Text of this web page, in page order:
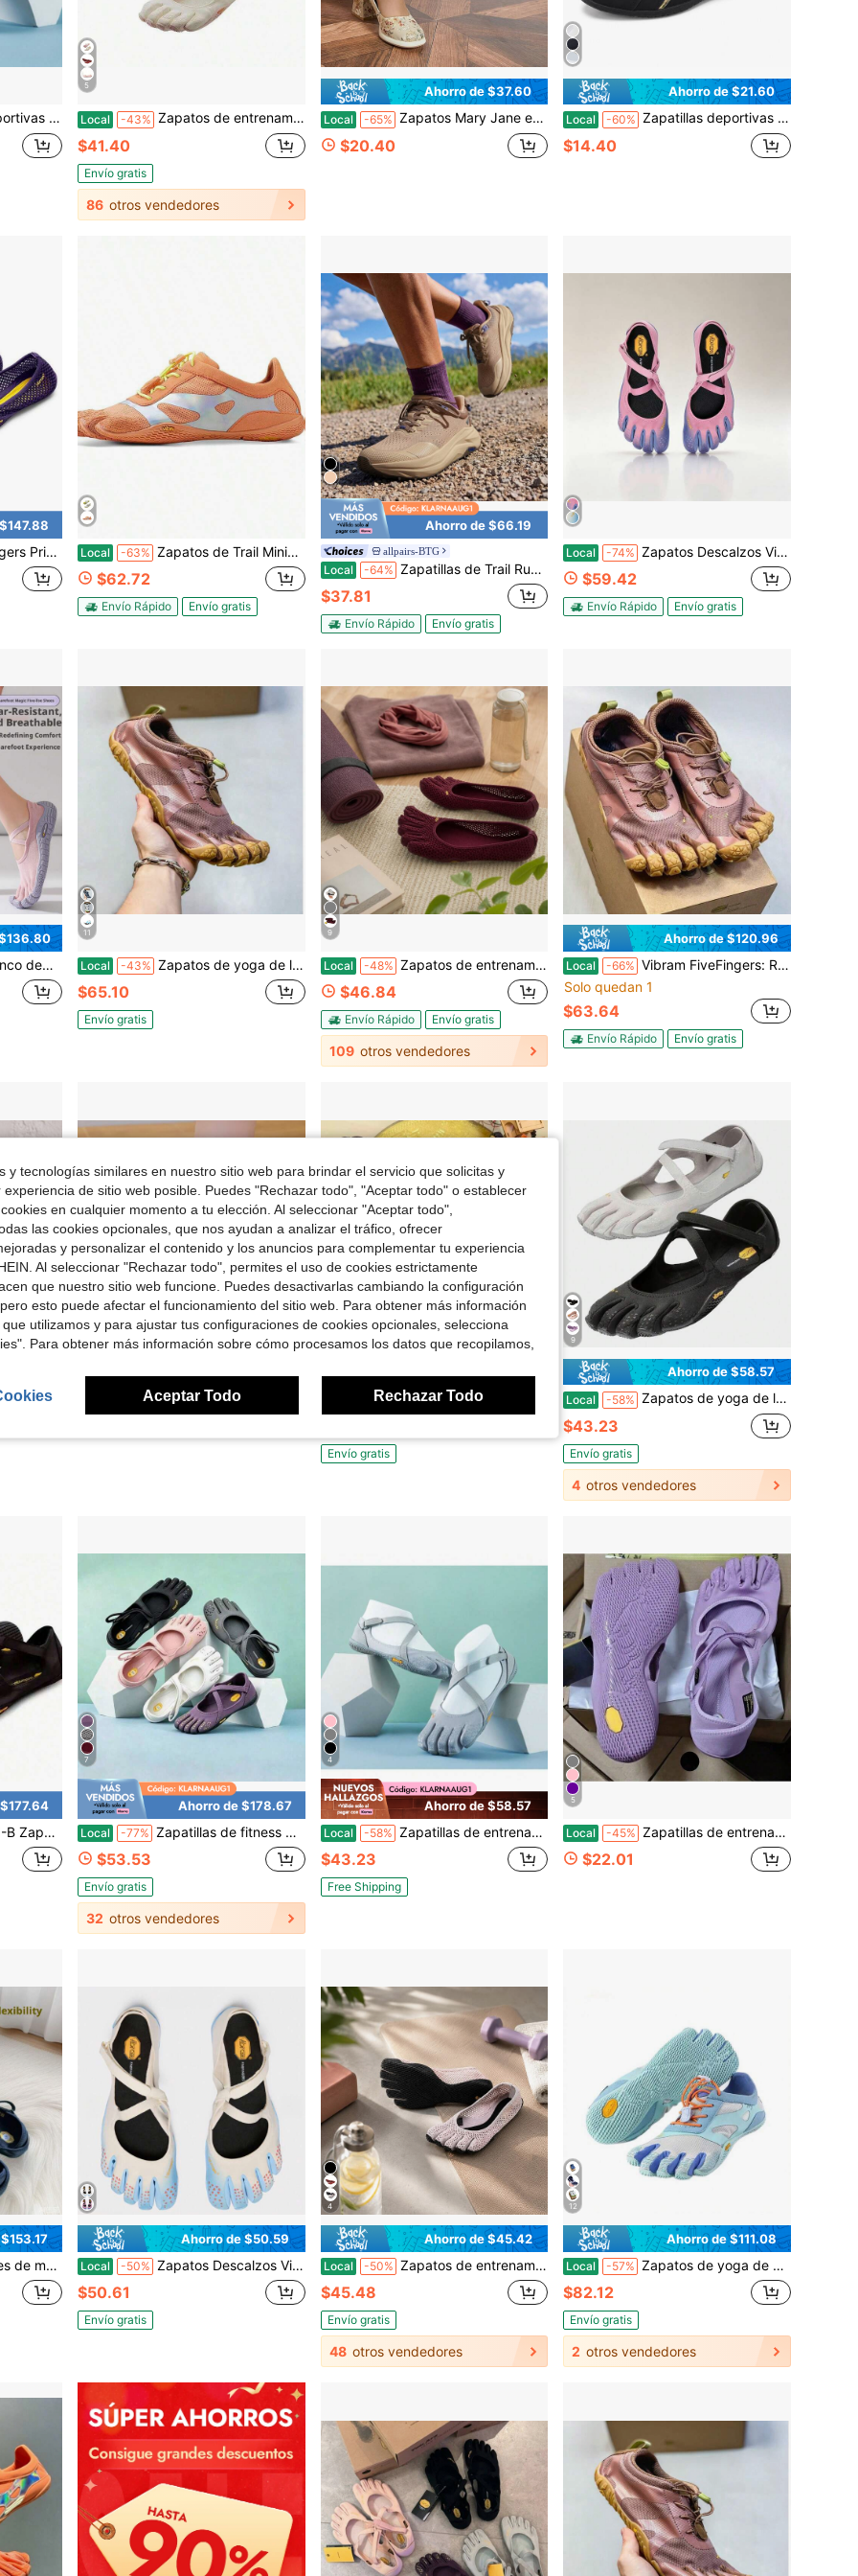
en caja, entrega rápida
5
Local -43% Zapatos de entrenamiento integral de cinco dedos de alta gama para mujer, calzado de dedos divididos para pilates, yoga y danza, zapatos de fitness de suela blanda antideslizante para interiores OV14
$41.40
Envío gratis
86 otros vendedores
Ahorro de $37.60
Local -65% Zapatos Mary Jane estilo chino para mujer, tacón grueso, estilo de la era de la Nueva República China, zapatos Qipao, nuevos zapatos para mujer, tacones altos Hanfu, zapatos para mujer
$20.40
Ahorro de $21.60
Local -60% Zapatillas deportivas negras y doradas para mujer, calzado cómodo y suave para caminar, zapatillas deportivas casuales y a la moda, zapatillas versátiles y ligeras para uso diario, excelente relación calidad-precio.
$14.40
con Separación de Dedos Local -63% Zapatos de Trail Minimalistas Vibram FiveFingers - Sensación de Descalzo para Senderismo, Running & Entrenamiento Cruzado | Multicolor
$62.72
Envío Rápido Envío gratis
Ahorro de $66.19
allpairs-BTG
Local -64% Zapatillas de Trail Running Descalzas para Mujer – Caja de Dedos Ancha, Drop Bajo, Comodidad Acolchada para Senderismo, Caminar, Tenis & Gimnasio
$37.81
Envío Rápido Envío gratis
Local -74% Zapatos Descalzos Vibram FiveFingers V-Soul Mary Jane para Mujer, Zapatillas Planas Minimalistas Antideslizantes de Cinco Dedos para Yoga, Pilates, Danza y Entrenamiento en Interiores
$59.42
Envío Rápido Envío gratis
y antideslizantes para sentadillas y entrenamiento de fuerza
11
Local -43% Zapatos de yoga de lujo con estilo de calcetín de cinco dedos para hombres y mujeres, calzado de entrenamiento de fitness interior con puntera dividida, zapatillas deportivas de suela blanda sin costuras
$65.10
Envío gratis
9
Local -48% Zapatos de entrenamiento integral de cinco dedos de lujo para mujer, calzado para yoga, pilates, fitness y danza, zapatillas descalzas antideslizantes con dedos divididos
$46.84
Envío Rápido Envío gratis
109 otros vendedores
Ahorro de $120.96
Local -66% Vibram FiveFingers: Rendimiento Descalzo, Agarre Inigualable, ¡Construido para Cada Aventura!
Solo quedan 1
$63.64
Envío Rápido Envío gratis
zapatos de vestir para noche y fiesta para mujer -64% Tacones altos blancos con plataforma, encaje, flores y detalles para mujeres, zapatos para mujeres -68% Zapatos descalzos FiveFingers para CrossFit, yoga, senderismo, zapatos de dedos con suela antideslizante y de secado rápido
Envío gratis
9
Ahorro de $58.57
Local -58% Zapatos de yoga de lujo con malla transpirable y cinco dedos para mujeres, calzado de fitness con suela blanda para Pilates, danza interior y entrenamiento
$43.23
Envío gratis
4 otros vendedores
exterior, zapatos de agua
7
Ahorro de $178.67
Local -77% Zapatillas de fitness & elípticas para mujer
$53.53
Envío gratis
32 otros vendedores
4
Ahorro de $58.57
Local -58% Zapatillas de entrenamiento integral de cinco dedos para mujer de alta gama, calzado de danza, pilates y yoga con separación de dedos,
$43.23
Free Shipping
5
Local -45% Zapatillas de entrenamiento y fitness para mujer Five Fingers, antideslizantes, en caja, entrega rápida, GQ3J
$22.01
con dedos separados para danza
Ahorro de $50.59
Local -50% Zapatos Descalzos Vibram FiveFingers V-Soul para Mujer, Zapatillas Planas Minimalistas Antideslizantes de Cinco Dedos para Yoga, Pilates, Danza y Entrenamiento en Interiores
$50.61
Envío gratis
4
Ahorro de $45.42
Local -50% Zapatos de entrenamiento integral de cinco dedos para mujer de alta gama, calzado de dedos divididos para pilates, yoga y danza, zapatos de fitness de suela blanda antideslizante para interiores U6YP
$45.48
Envío gratis
48 otros vendedores
12
Ahorro de $111.08
Local -57% Zapatos de yoga de cinco dedos de lujo para mujeres, zapatos de entrenamiento descalzos de pilates, zapatillas de fitness de suela blanda antideslizante
$82.12
Envío gratis
2 otros vendedores
y tecnologías similares en nuestro sitio web para brindar el servicio que solicitas y
de sitio web posible. Puedes "Rechazar todo", "Aceptar todo" o establecer
en cualquier momento a tu elección. Al seleccionar "Aceptar todo",
las cookies opcionales, que nos ayudan a analizar el tráfico, ofrecer
y personalizar el contenido y los anuncios para complementar tu experiencia
Al seleccionar "Rechazar todo", permites el uso de cookies estrictamente
que nuestro sitio web funcione. Puedes desactivarlas cambiando la configuración
esto puede afectar el funcionamiento del sitio web. Para obtener más información
utilizamos y para ajustar tus configuraciones de cookies opcionales, selecciona
Para obtener más información sobre cómo procesamos los datos que recopilamos,
Aceptar Todo Rechazar Todo